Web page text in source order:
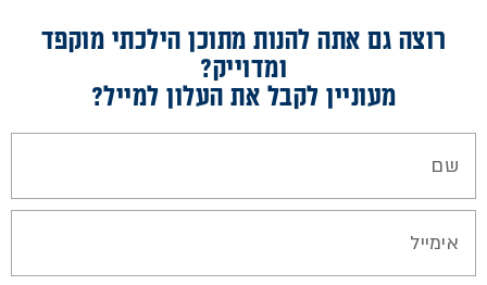
רוצה גם אתה להנות מתוכן הילכתי מוקפד
ומדוייק?
מעוניין לקבל את העלון למייל?